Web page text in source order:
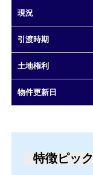
現況
引渡時期
土地権利
物件更新日
特徴ピッ